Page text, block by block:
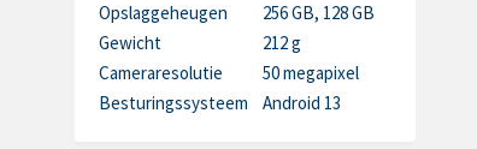
Opslaggeheugen
256 GB, 128 GB
Gewicht
212 g
Cameraresolutie
50 megapixel
Besturingssysteem
Android 13